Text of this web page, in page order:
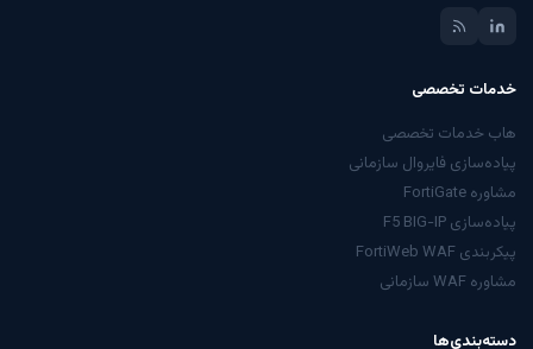
خدمات تخصصی
هاب خدمات تخصصی
پیاده‌سازی فایروال سازمانی
مشاوره FortiGate
پیاده‌سازی F5 BIG-IP
پیکربندی FortiWeb WAF
مشاوره WAF سازمانی
دسته‌بندی‌ها